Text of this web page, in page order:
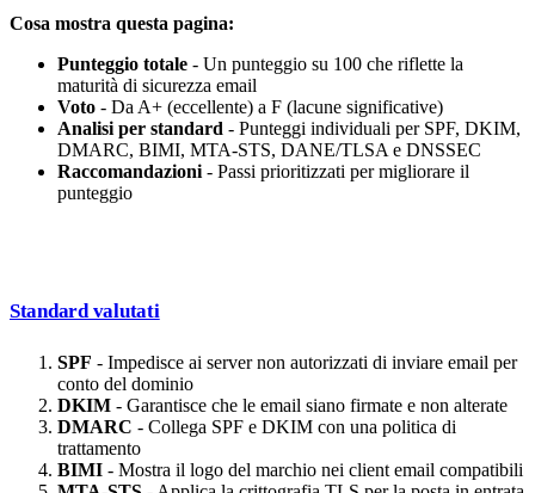
Cosa mostra questa pagina:
Punteggio totale - Un punteggio su 100 che riflette la
maturità di sicurezza email
Voto - Da A+ (eccellente) a F (lacune significative)
Analisi per standard - Punteggi individuali per SPF, DKIM,
DMARC, BIMI, MTA-STS, DANE/TLSA e DNSSEC
Raccomandazioni - Passi prioritizzati per migliorare il
punteggio
Standard valutati
SPF - Impedisce ai server non autorizzati di inviare email per
conto del dominio
DKIM - Garantisce che le email siano firmate e non alterate
DMARC - Collega SPF e DKIM con una politica di
trattamento
BIMI - Mostra il logo del marchio nei client email compatibili